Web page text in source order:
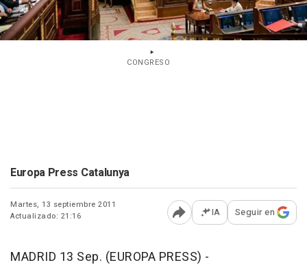
CONGRESO
Europa Press Catalunya
Martes, 13 septiembre 2011
Actualizado: 21:16
Abrir opciones para
IA Seguir en
MADRID 13 Sep. (EUROPA PRESS) -